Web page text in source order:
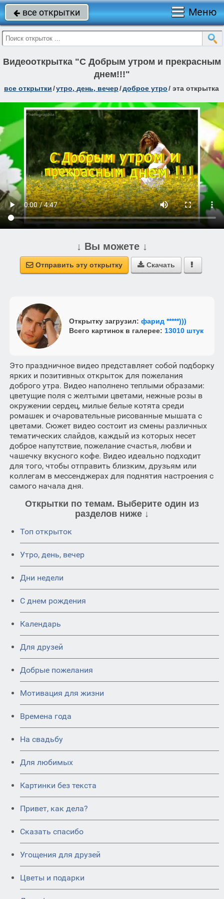
 все открытки Меню
Видеооткрытка "С Добрым утром и прекрасным
днем!!!"
все открытки/утро, день, вечер/доброе утро/ эта открытка
↓ Вы можете ↓
 Отправить эту открытку  Скачать 
Открытку загрузил: фарид *****)))
Всего картинок в галерее: 13010 штук
Это праздничное видео представляет собой подборку
ярких и позитивных открыток для пожелания
доброго утра. Видео наполнено теплыми образами:
цветущие поля с желтыми цветами, нежные розы в
окружении сердец, милые белые котята среди
ромашек и очаровательные рисованные мышата с
цветами. Сюжет видео состоит из смены различных
тематических слайдов, каждый из которых несет
доброе напутствие, пожелание счастья, любви и
чашечку вкусного кофе. Видео идеально подходит
для того, чтобы отправить близким, друзьям или
коллегам в мессенджерах для поднятия настроения с
самого начала дня.
Открытки по темам. Выберите один из
разделов ниже ↓
Топ открыток
Утро, день, вечер
Дни недели
C днем рождения
Календарь
Для друзей
Добрые пожелания
Мотивация для жизни
Времена года
На свадьбу
Для любимых
Картинки без текста
Привет, как дела?
Сказать спасибо
Угощения для друзей
Цветы и подарки